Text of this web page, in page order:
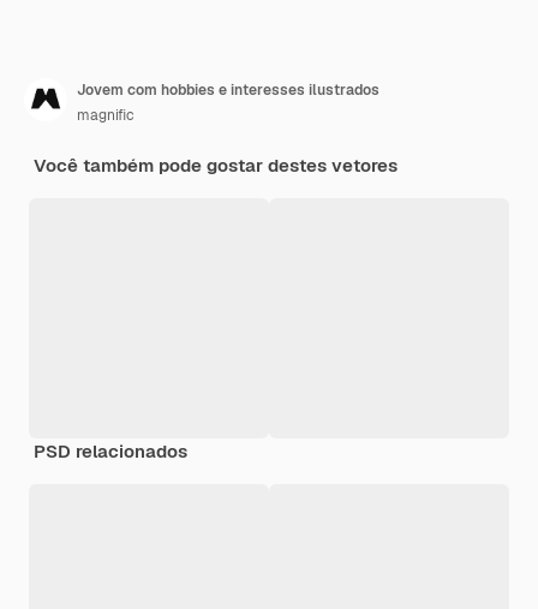
Jovem com hobbies e interesses ilustrados
magnific
Você também pode gostar destes vetores
PSD relacionados